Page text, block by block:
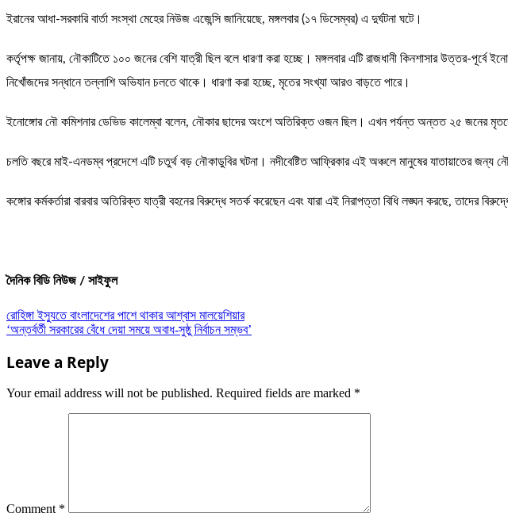
ইরানের আধা-সরকারি বার্তা সংস্থা মেহের নিউজ এজেন্সি জানিয়েছে, মঙ্গলবার (১৭ ডিসেম্বর) এ দুর্ঘটনা ঘটে।
কর্তৃপক্ষ জানায়, নৌকাটিতে ১০০ জনের বেশি যাত্রী ছিল বলে ধারণা করা হচ্ছে। মঙ্গলবার এটি রাজধানী কিনশাসার উত্তর-
নিখোঁজদের সন্ধানে তল্লাশি অভিযান চলতে থাকে। ধারণা করা হচ্ছে, মৃতের সংখ্যা আরও বাড়তে পারে।
ইনোঙ্গোর নৌ কমিশনার ডেভিড কালেম্বা বলেন, নৌকার ছাদের অংশে অতিরিক্ত ওজন ছিল। এখন পর্যন্ত অন্তত ২৫ জনের
চলতি বছরে মাই-এনডম্ব প্রদেশে এটি চতুর্থ বড় নৌকাডুবির ঘটনা। নদীবেষ্টিত আফ্রিকার এই অঞ্চলে মানুষের যাতায়াতের
কঙ্গোর কর্মকর্তারা বারবার অতিরিক্ত যাত্রী বহনের বিরুদ্ধে সতর্ক করেছেন এবং যারা এই নিরাপত্তা বিধি লঙ্ঘন করছে, তাদের
দৈনিক বিডি নিউজ / সাইফুল
Post
রোহিঙ্গা ইস্যুতে বাংলাদেশের পাশে থাকার আশ্বাস মালয়েশিয়ার
‘অন্তর্বর্তী সরকারের বেঁধে দেয়া সময়ে অবাধ-সুষ্ঠু নির্বাচন সম্ভব’
Leave a Reply
Your email address will not be published. Required fields are marked *
Comment *